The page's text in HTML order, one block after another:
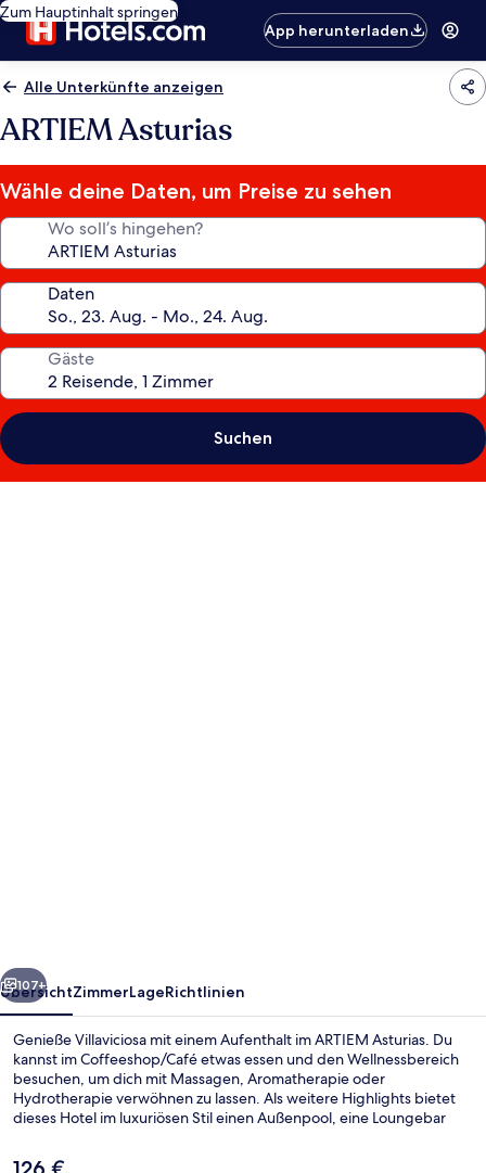
Zum Hauptinhalt springen
App herunterladen
Alle Unterkünfte anzeigen
ARTIEM Asturias
Wähle deine Daten, um Preise zu sehen
Wo soll’s hingehen?
Daten
Gäste
Suchen
Weiter
107+
ÜbersichtZimmerLageRichtlinien
Genieße Villaviciosa mit einem Aufenthalt im ARTIEM Asturias. Du
kannst im Coffeeshop/Café etwas essen und den Wellnessbereich
besuchen, um dich mit Massagen, Aromatherapie oder
Hydrotherapie verwöhnen zu lassen. Als weitere Highlights bietet
dieses Hotel im luxuriösen Stil einen Außenpool, eine Loungebar
Der